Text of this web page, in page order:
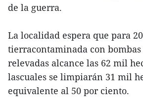
de la guerra.
La localidad espera que para
tierracontaminada con
relevadas alcance las 62 mil
lascuales se limpiarán 31 mil
equivalente al 50 por ciento.